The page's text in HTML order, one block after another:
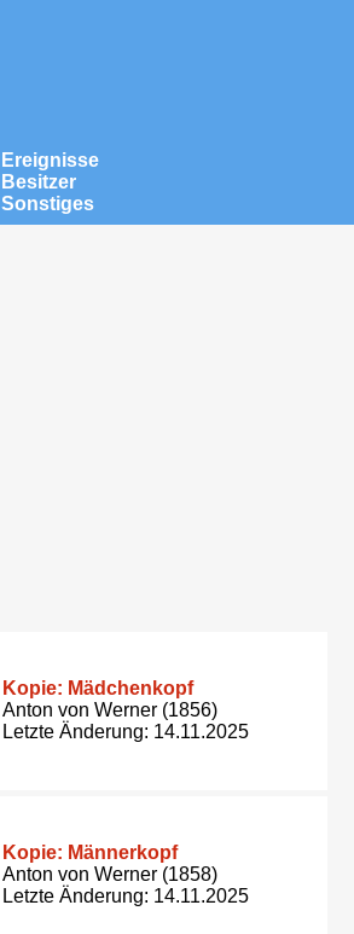
Ereignisse
Besitzer
Sonstiges
Kopie: Mädchenkopf
Anton von Werner (1856)
Letzte Änderung: 14.11.2025
Kopie: Männerkopf
Anton von Werner (1858)
Letzte Änderung: 14.11.2025